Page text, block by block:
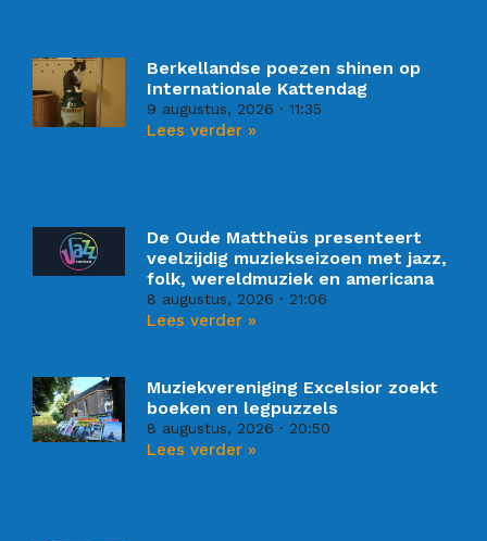
Berkellandse poezen shinen op
Internationale Kattendag
9 augustus, 2026 11:35
Lees verder »
De Oude Mattheüs presenteert
veelzijdig muziekseizoen met jazz,
folk, wereldmuziek en americana
8 augustus, 2026 21:06
Lees verder »
Muziekvereniging Excelsior zoekt
boeken en legpuzzels
8 augustus, 2026 20:50
Lees verder »